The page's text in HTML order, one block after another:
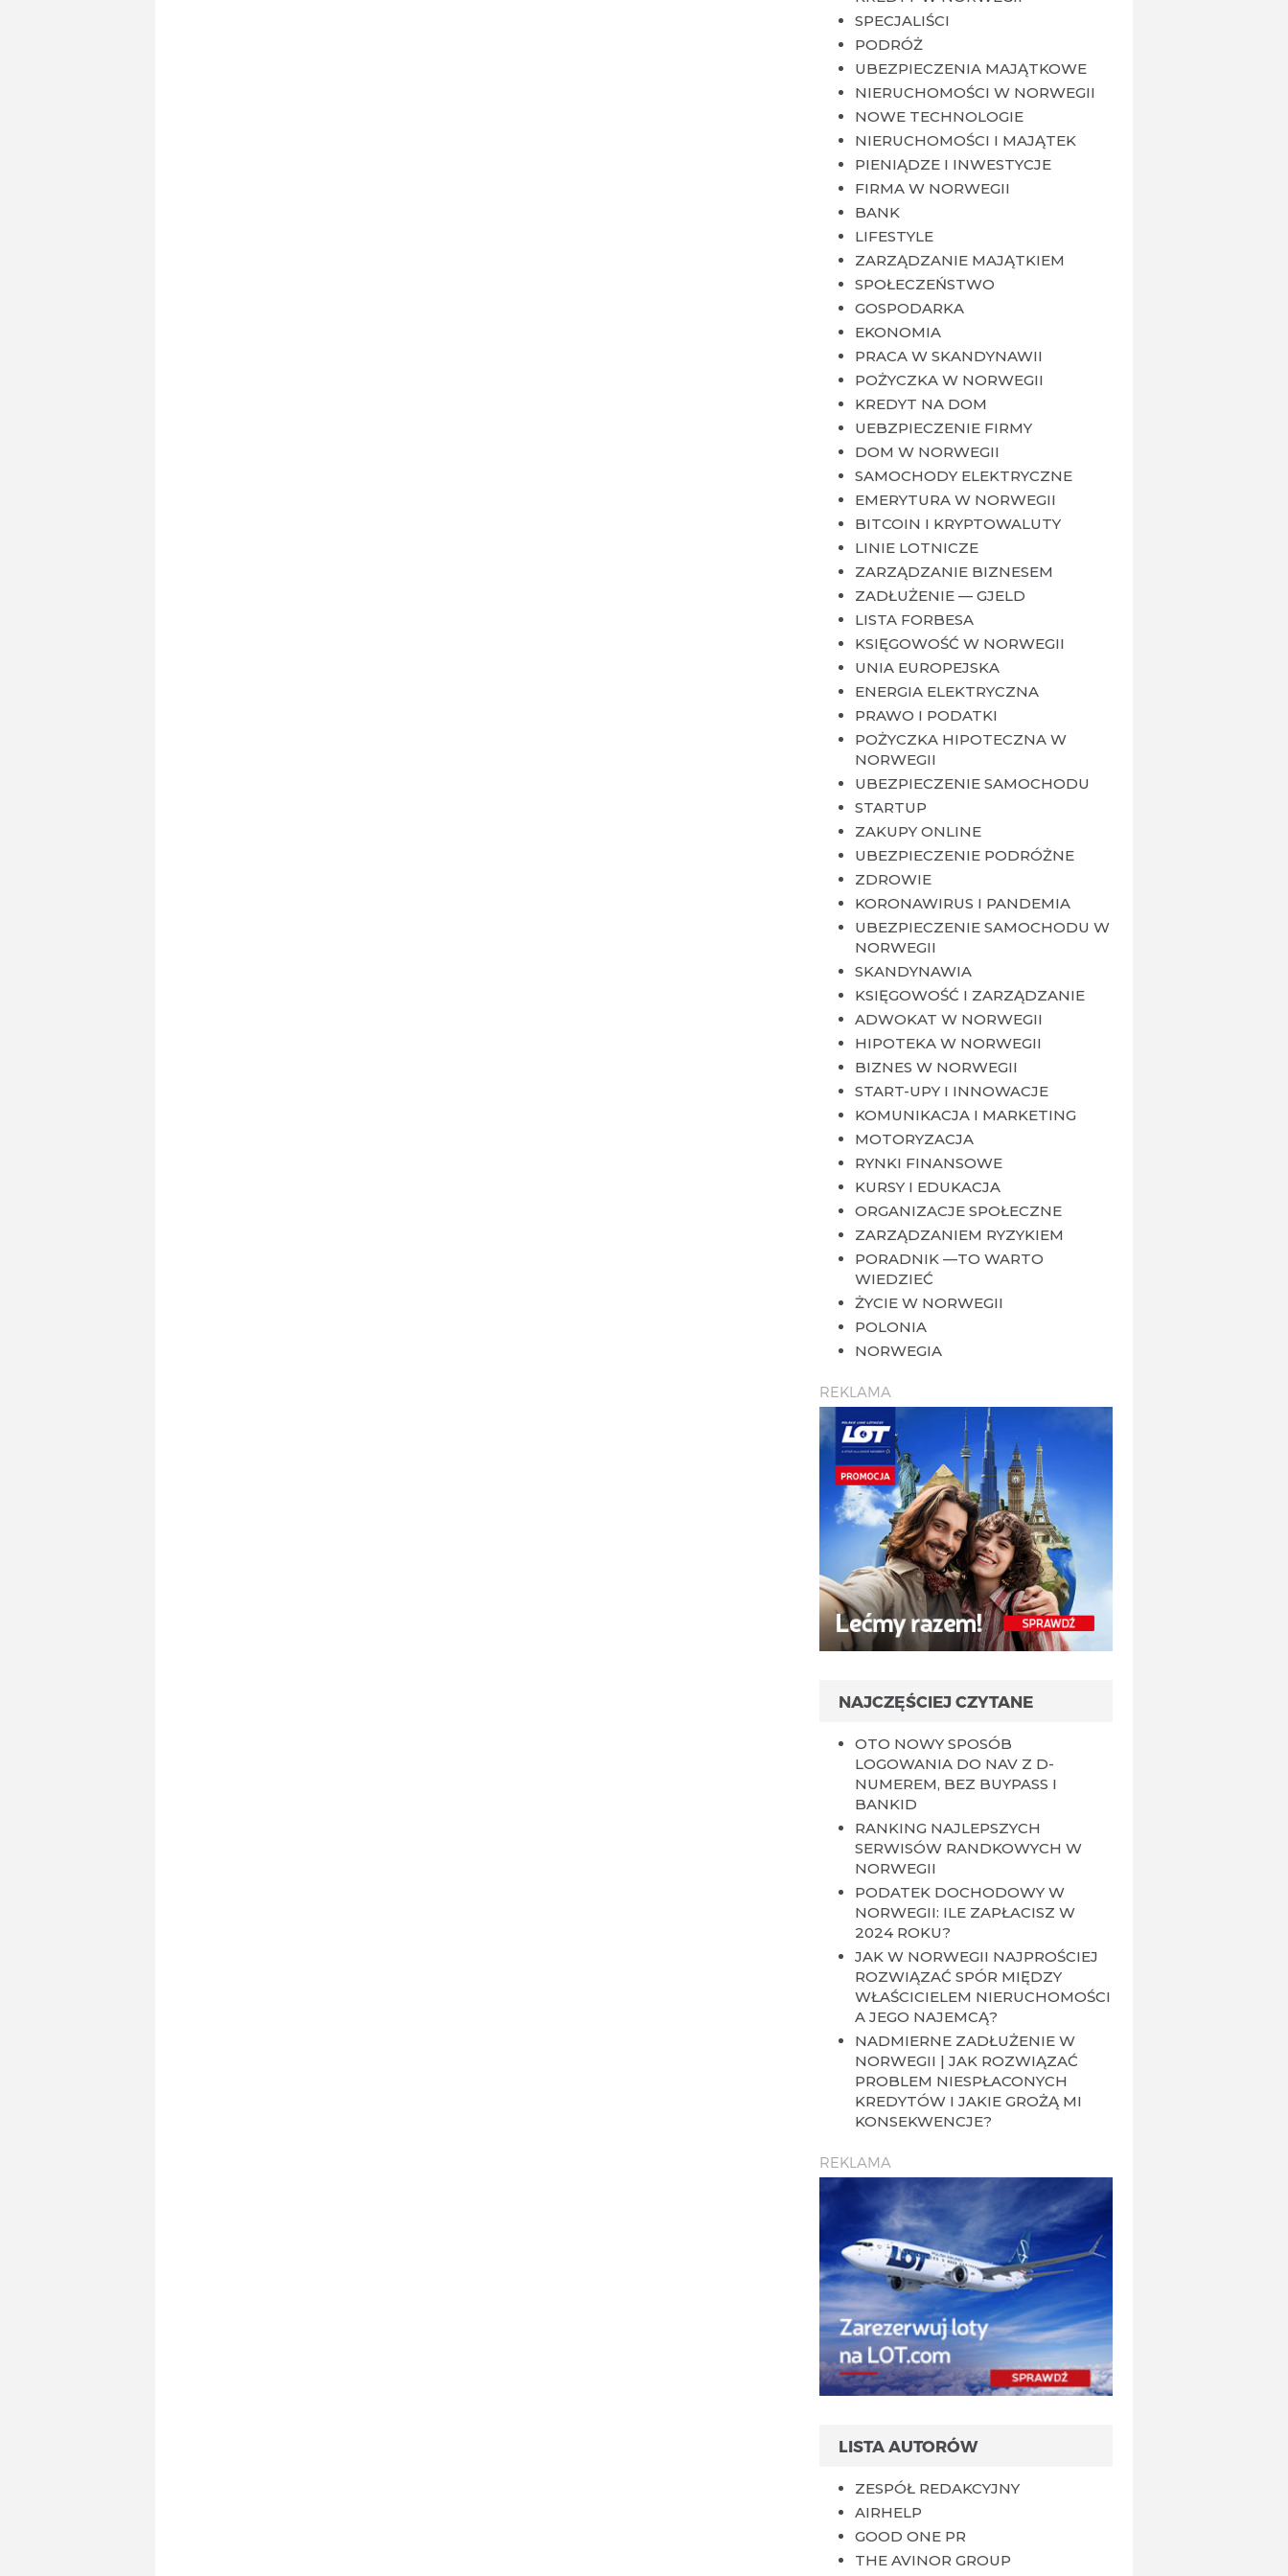
SPECJALIŚCI
PODRÓŻ
UBEZPIECZENIA MAJĄTKOWE
NIERUCHOMOŚCI W NORWEGII
NOWE TECHNOLOGIE
NIERUCHOMOŚCI I MAJĄTEK
PIENIĄDZE I INWESTYCJE
FIRMA W NORWEGII
BANK
LIFESTYLE
ZARZĄDZANIE MAJĄTKIEM
SPOŁECZEŃSTWO
GOSPODARKA
EKONOMIA
PRACA W SKANDYNAWII
POŻYCZKA W NORWEGII
KREDYT NA DOM
UEBZPIECZENIE FIRMY
DOM W NORWEGII
SAMOCHODY ELEKTRYCZNE
EMERYTURA W NORWEGII
BITCOIN I KRYPTOWALUTY
LINIE LOTNICZE
ZARZĄDZANIE BIZNESEM
ZADŁUŻENIE — GJELD
LISTA FORBESA
KSIĘGOWOŚĆ W NORWEGII
UNIA EUROPEJSKA
ENERGIA ELEKTRYCZNA
PRAWO I PODATKI
POŻYCZKA HIPOTECZNA W
NORWEGII
UBEZPIECZENIE SAMOCHODU
STARTUP
ZAKUPY ONLINE
UBEZPIECZENIE PODRÓŻNE
ZDROWIE
KORONAWIRUS I PANDEMIA
UBEZPIECZENIE SAMOCHODU W
NORWEGII
SKANDYNAWIA
KSIĘGOWOŚĆ I ZARZĄDZANIE
ADWOKAT W NORWEGII
HIPOTEKA W NORWEGII
BIZNES W NORWEGII
START-UPY I INNOWACJE
KOMUNIKACJA I MARKETING
MOTORYZACJA
RYNKI FINANSOWE
KURSY I EDUKACJA
ORGANIZACJE SPOŁECZNE
ZARZĄDZANIEM RYZYKIEM
PORADNIK —TO WARTO
WIEDZIEĆ
ŻYCIE W NORWEGII
POLONIA
NORWEGIA
REKLAMA
NAJCZĘŚCIEJ CZYTANE
OTO NOWY SPOSÓB
LOGOWANIA DO NAV Z D-
NUMEREM, BEZ BUYPASS I
BANKID
RANKING NAJLEPSZYCH
SERWISÓW RANDKOWYCH W
NORWEGII
PODATEK DOCHODOWY W
NORWEGII: ILE ZAPŁACISZ W
2024 ROKU?
JAK W NORWEGII NAJPROŚCIEJ
ROZWIĄZAĆ SPÓR MIĘDZY
WŁAŚCICIELEM NIERUCHOMOŚCI
A JEGO NAJEMCĄ?
NADMIERNE ZADŁUŻENIE W
NORWEGII | JAK ROZWIĄZAĆ
PROBLEM NIESPŁACONYCH
KREDYTÓW I JAKIE GROŻĄ MI
KONSEKWENCJE?
REKLAMA
LISTA AUTORÓW
ZESPÓŁ REDAKCYJNY
AIRHELP
GOOD ONE PR
THE AVINOR GROUP